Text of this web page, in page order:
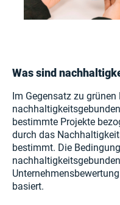
Was sind
Im Gegensatz zu grünen
bestimmte Projekte
durch das
bestimmt. Die
basiert.